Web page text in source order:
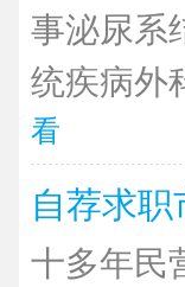
事泌尿系
统疾病外
看
自荐求
十多年民